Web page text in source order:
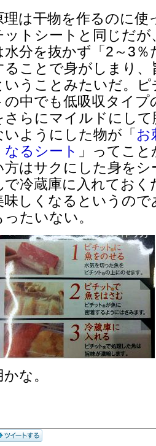
理は干物を作るのに使
ットシートと同じだが
水分を抜かず「2～3％
ることで身がしまり、
いうことみたいだ。
の中でも低吸収タイ
さらにマイルドにし
いようにした物が「お
なるシート 」ってこ
方はサクにした身をシ
で冷蔵庫に入れてお
味しくなるというの
ったいない。
かな。